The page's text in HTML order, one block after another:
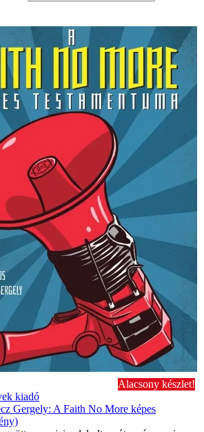
Alacsony készlet!
kiadó
Gergely: A Faith No More képes